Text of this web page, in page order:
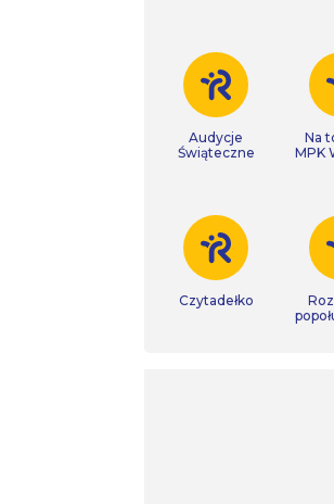
Audycje
Świąteczne
Na
MPK
Czytadełko